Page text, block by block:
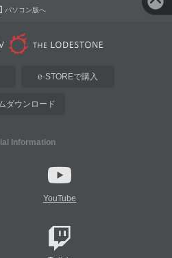
パソコン版へ
e-STOREで購入
ダウンロード
Information
YouTube